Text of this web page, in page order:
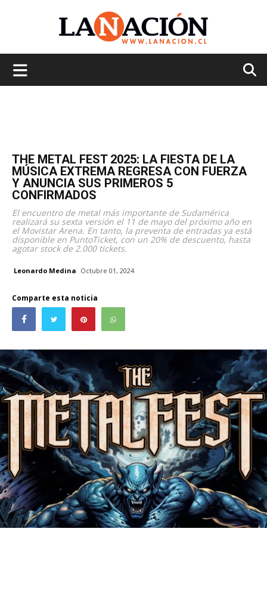
THE METAL FEST 2025: LA FIESTA DE LA
MÚSICA EXTREMA REGRESA CON FUERZA
Y ANUNCIA SUS PRIMEROS 5
CONFIRMADOS
El encuentro de metal más importante de Sudamérica
realizará su sexta versión el 11 de mayo del próximo año en
el Movistar Arena. En tanto, la preventa de entradas ya está
disponible en PuntoTicket, con un 20% de descuento, hasta
agotar stock de 2.000 tickets.
Leonardo Medina Octubre 01, 2024
Comparte esta noticia